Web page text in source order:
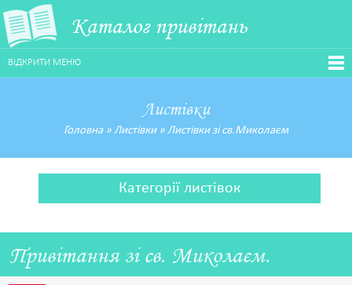
Каталог привітань
ВІДКРИТИ МЕНЮ
Листівки
Головна» Листівки» Листівки зі св.Миколаєм
Категорії листівок
Привітання зі св. Миколаєм.